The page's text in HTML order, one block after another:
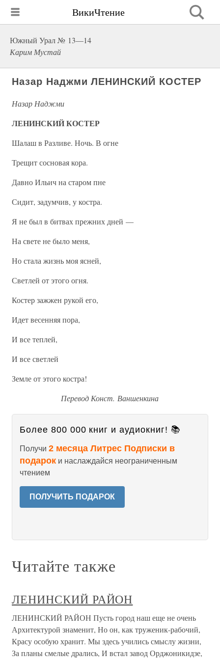
ВикиЧтение
Южный Урал № 13—14
Карим Мустай
Назар Наджми ЛЕНИНСКИЙ КОСТЕР
Назар Наджми
ЛЕНИНСКИЙ КОСТЕР
Шалаш в Разливе. Ночь. В огне
Трещит сосновая кора.
Давно Ильич на старом пне
Сидит, задумчив, у костра.
Я не был в битвах прежних дней —
На свете не было меня,
Но стала жизнь моя ясней,
Светлей от этого огня.
Костер зажжен рукой его,
Идет весенняя пора,
И все теплей,
И все светлей
Земле от этого костра!
Перевод Конст. Ваншенкина
Более 800 000 книг и аудиокниг! 📚
Получи 2 месяца Литрес Подписки в
подарок и наслаждайся неограниченным
чтением
ПОЛУЧИТЬ ПОДАРОК
Читайте также
ЛЕНИНСКИЙ РАЙОН
ЛЕНИНСКИЙ РАЙОН Пусть город наш еще не очень
Архитектурой знаменит, Но он, как труженик-рабочий,
Красу особую хранит. Мы здесь учились смыслу жизни,
За планы смелые дрались, И встал завод Орджоникидзе,